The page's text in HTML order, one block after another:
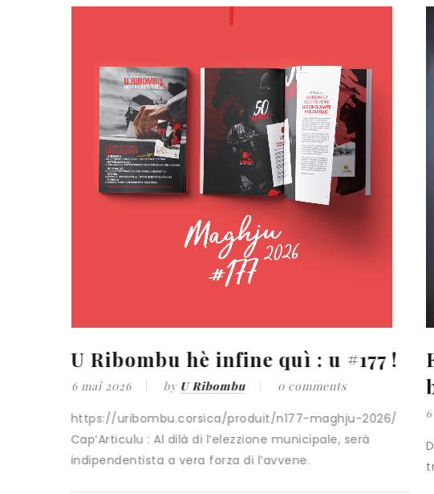
#177 !
2026/
Emprise mafieuse : la pieuvre
bleu blanc rouge (#172)
6 mai 2025 byU Ribombu 0 comments
De tous temps l’attitude de l’Etat français à l’égard du
trafic de drogue a été